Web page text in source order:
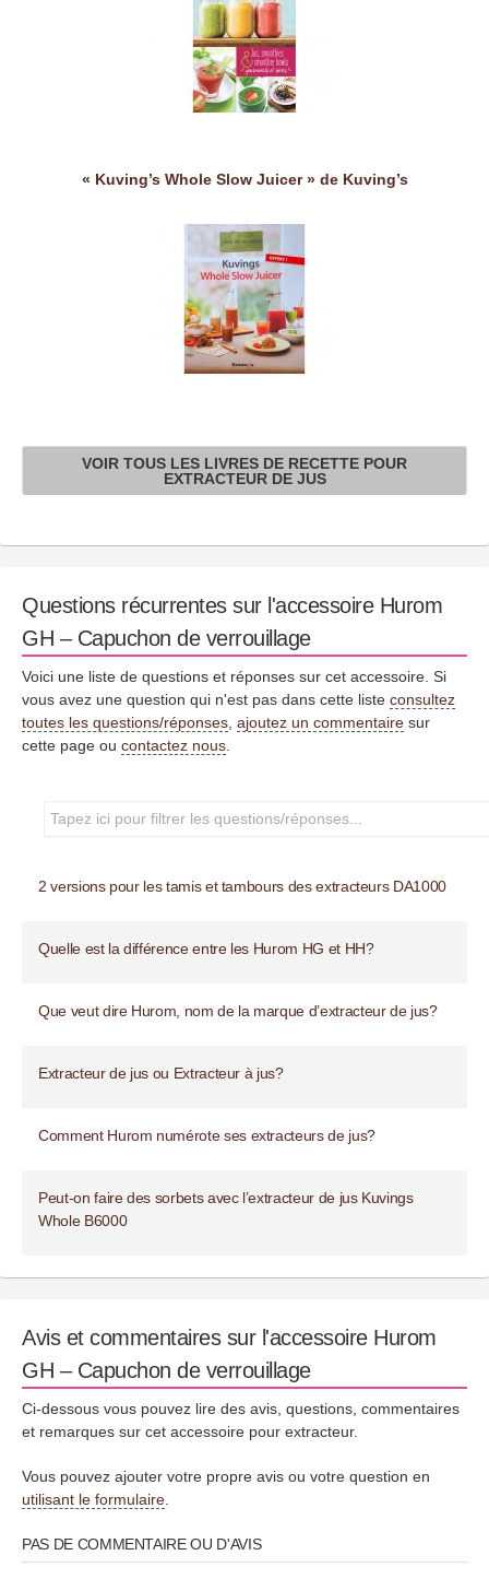
« Kuving’s Whole Slow Juicer » de Kuving’s
VOIR TOUS LES LIVRES DE RECETTE POUR
EXTRACTEUR DE JUS
Questions récurrentes sur l'accessoire Hurom
GH – Capuchon de verrouillage
Voici une liste de questions et réponses sur cet accessoire. Si
vous avez une question qui n'est pas dans cette liste consultez
toutes les questions/réponses ajoutez un commentaire sur
cette page ou contactez nous
2 versions pour les tamis et tambours des extracteurs DA1000
Quelle est la différence entre les Hurom HG et HH?
Que veut dire Hurom, nom de la marque d’extracteur de jus?
Extracteur de jus ou Extracteur à jus?
Comment Hurom numérote ses extracteurs de jus?
Peut-on faire des sorbets avec l’extracteur de jus Kuvings
Whole B6000
Avis et commentaires sur l'accessoire Hurom
GH – Capuchon de verrouillage
Ci-dessous vous pouvez lire des avis, questions, commentaires
et remarques sur cet accessoire pour extracteur.
Vous pouvez ajouter votre propre avis ou votre question en
utilisant le formulaire
PAS DE COMMENTAIRE OU D'AVIS